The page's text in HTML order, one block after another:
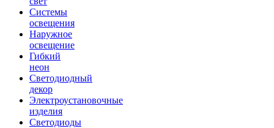
Системы
освещения
Наружное
освещение
Гибкий
неон
Светодиодный
декор
Электроустановочные
изделия
Светодиоды